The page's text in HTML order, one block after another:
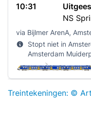
10:31
NS
via Bijlmer ArenA,
Stopt niet in
Amsterdam
Treintekeningen: ©